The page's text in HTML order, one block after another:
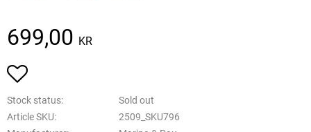
699,00 KR
Add to favorites
Stock status
Sold out
Article SKU
2509_SKU796